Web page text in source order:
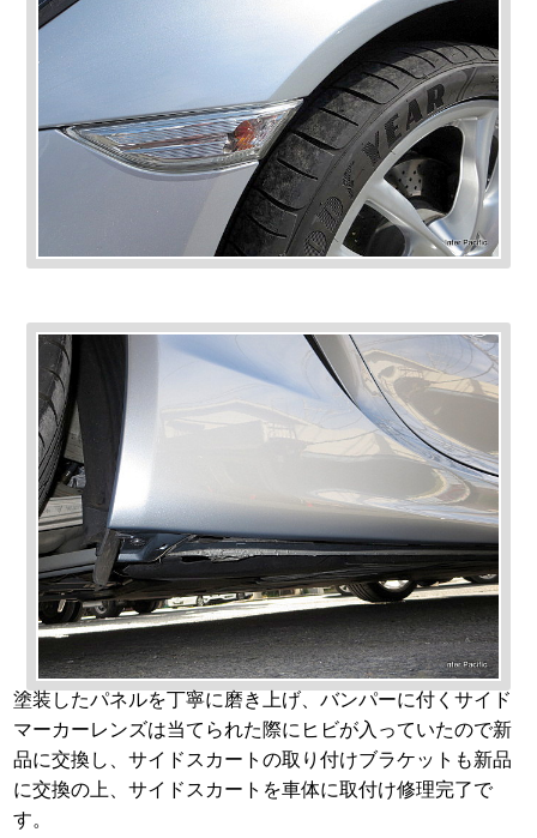
塗装したパネルを丁寧に磨き上げ、バンパーに付くサイド
マーカーレンズは当てられた際にヒビが入っていたので新
品に交換し、サイドスカートの取り付けブラケットも新品
に交換の上、サイドスカートを車体に取付け修理完了で
す。